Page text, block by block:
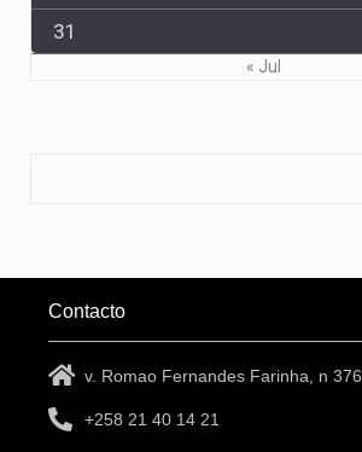
31
« Jul
Contacto
v. Romao Fernandes Farinha, n 376
+258 21 40 14 21